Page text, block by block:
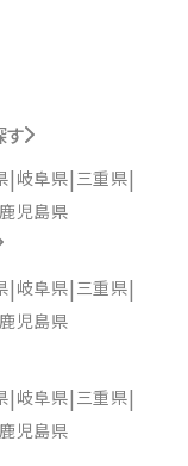
す
岐阜県 三重県
鹿児島県
岐阜県 三重県
鹿児島県
岐阜県 三重県
鹿児島県